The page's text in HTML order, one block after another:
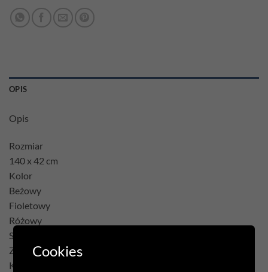
OPIS
Opis
Rozmiar
140 x 42 cm
Kolor
Beżowy
Fioletowy
Różowy
Szary
Zielony
Kształt
Cookies